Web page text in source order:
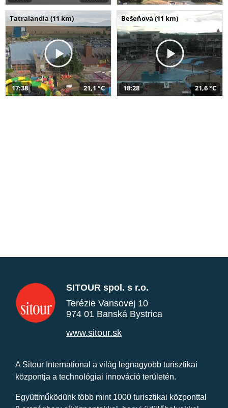
Tatralandia (11 km)
17:38 21,1 °C
Bešeňová (11 km)
18:28 21,6 °C
SITOUR spol. s r.o.
Terézie Vansovej 10
974 01 Banská Bystrica
www.sitour.sk
A Sitour International a világ legnagyobb turisztikai
központja a technológiai innováció területén.
Együttműködünk több mint 1000 turisztikai központtal